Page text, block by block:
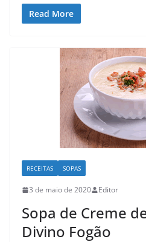
Read More
RECEITAS SOPAS
3 de maio de 2020 Editor
Sopa de Creme
Divino Fogão